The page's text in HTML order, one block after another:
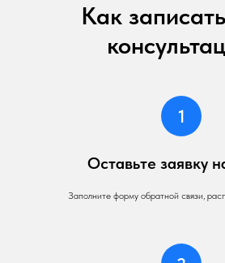
Как
Оставьте заявку
Заполните форму обратной связи,